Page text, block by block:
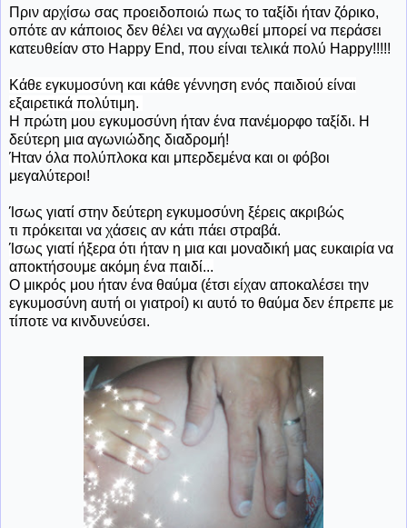
Πριν αρχίσω σας προειδοποιώ πως το ταξίδι ήταν ζόρικο,
οπότε αν κάποιος δεν θέλει να αγχωθεί μπορεί να περάσει
κατευθείαν στο Happy End, που είναι τελικά πολύ Happy!!!!!
Κάθε εγκυμοσύνη και κάθε γέννηση ενός παιδιού είναι
εξαιρετικά πολύτιμη.
Η πρώτη μου εγκυμοσύνη ήταν ένα πανέμορφο ταξίδι. Η
δεύτερη μια αγωνιώδης διαδρομή!
Ήταν όλα πολύπλοκα και μπερδεμένα και οι φόβοι
μεγαλύτεροι!
Ίσως γιατί στην δεύτερη εγκυμοσύνη ξέρεις ακριβώς
τι πρόκειται να χάσεις αν κάτι πάει στραβά.
Ίσως γιατί ήξερα ότι ήταν η μια και μοναδική μας ευκαιρία να
αποκτήσουμε ακόμη ένα παιδί...
Ο μικρός μου ήταν ένα θαύμα (έτσι είχαν αποκαλέσει την
εγκυμοσύνη αυτή οι γιατροί) κι αυτό το θαύμα δεν έπρεπε με
τίποτε να κινδυνεύσει.